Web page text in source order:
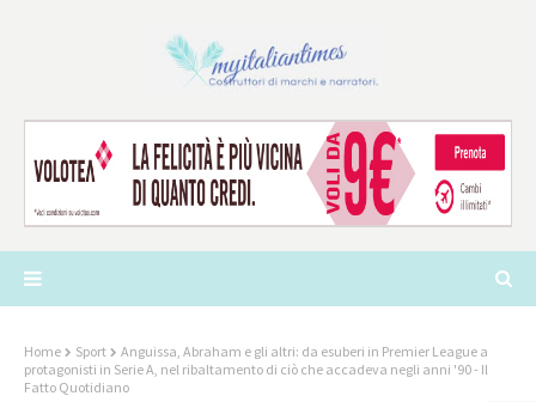
Home Sport
Anguissa, Abraham e gli altri: da esuberi in Premier League a
protagonisti in Serie A, nel ribaltamento di ciò che accadeva negli anni '90 - Il
Fatto Quotidiano